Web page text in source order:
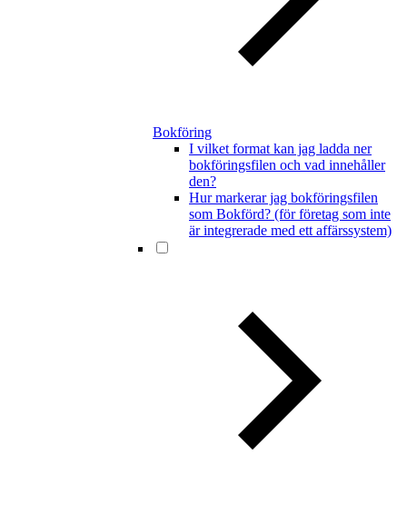
Bokföring
I vilket format kan jag ladda ner
bokföringsfilen och vad innehåller
den?
Hur markerar jag bokföringsfilen
som Bokförd? (för företag som inte
är integrerade med ett affärssystem)